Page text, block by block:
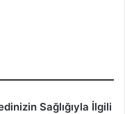
Sağlığıyla İlgili